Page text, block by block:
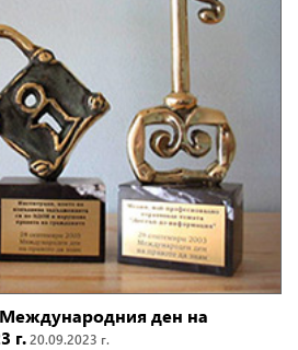
ден на
г. 20.09.2023 г.